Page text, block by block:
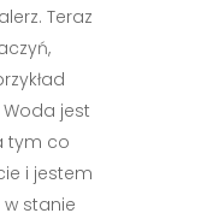
Teraz
jest
tym co
i jestem
stanie